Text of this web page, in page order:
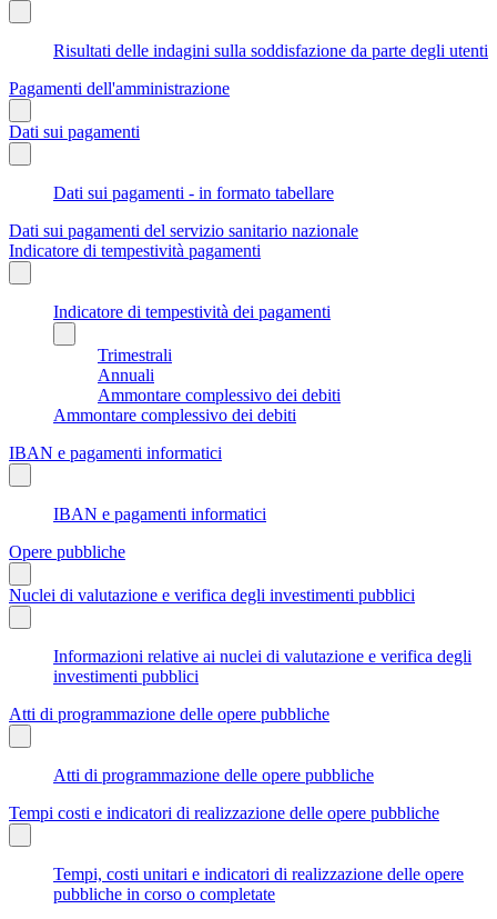
Risultati delle indagini sulla soddisfazione da parte degli utenti
Pagamenti dell'amministrazione
Dati sui pagamenti
Dati sui pagamenti - in formato tabellare
Dati sui pagamenti del servizio sanitario nazionale
Indicatore di tempestività pagamenti
Indicatore di tempestività dei pagamenti
Trimestrali
Annuali
Ammontare complessivo dei debiti
Ammontare complessivo dei debiti
IBAN e pagamenti informatici
IBAN e pagamenti informatici
Opere pubbliche
Nuclei di valutazione e verifica degli investimenti pubblici
Informazioni relative ai nuclei di valutazione e verifica degli
investimenti pubblici
Atti di programmazione delle opere pubbliche
Atti di programmazione delle opere pubbliche
Tempi costi e indicatori di realizzazione delle opere pubbliche
Tempi, costi unitari e indicatori di realizzazione delle opere
pubbliche in corso o completate